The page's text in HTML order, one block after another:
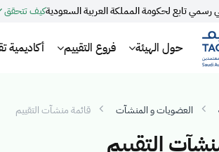
تابع لحكومة المملكة العربية السعوديةكيف تتحقق
حول الهيئة فروع التقييم أكاديمية
العضويات و المنشآت قائمة منشآت التقييم
التقييم